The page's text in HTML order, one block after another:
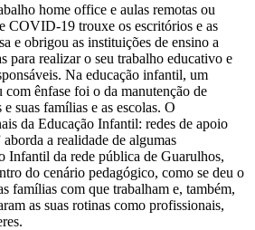
home office e aulas remotas ou
COVID-19 trouxe os escritórios e as
e obrigou as instituições de ensino a
para realizar o seu trabalho educativo e
Na educação infantil, um
com ênfase foi o da manutenção de
suas famílias e as escolas. O
da Educação Infantil: redes de apoio
a realidade de algumas
Infantil da rede pública de Guarulhos,
do cenário pedagógico, como se deu o
famílias com que trabalham e, também,
as suas rotinas como profissionais,